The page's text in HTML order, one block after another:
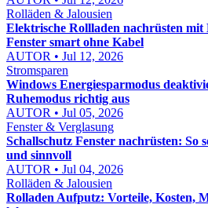
Rolläden & Jalousien
Elektrische Rollladen nachrüsten mit
Fenster smart ohne Kabel
AUTOR • Jul 12, 2026
Stromsparen
Windows Energiesparmodus
Ruhemodus richtig aus
AUTOR • Jul 05, 2026
Fenster & Verglasung
Schallschutz Fenster nachrüsten: So
und sinnvoll
AUTOR • Jul 04, 2026
Rolläden & Jalousien
Rolladen Aufputz: Vorteile, Kosten,